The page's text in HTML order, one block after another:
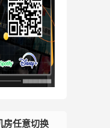
房任意切换